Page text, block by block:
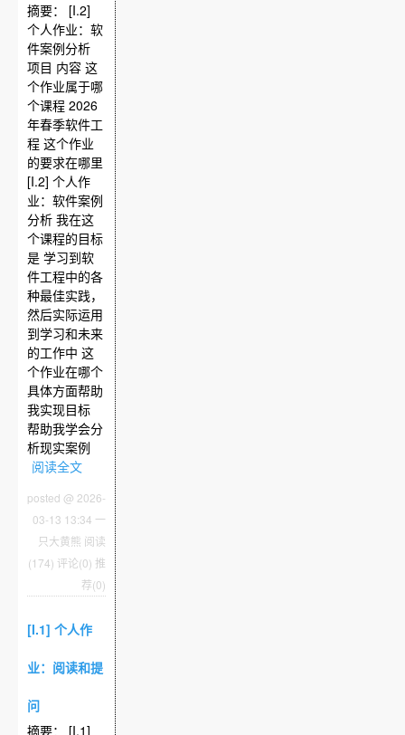
摘要： [I.2]
个人作业：软
件案例分析
项目 内容 这
个作业属于哪
个课程 2026
年春季软件工
程 这个作业
的要求在哪里
[I.2] 个人作
业：软件案例
分析 我在这
个课程的目标
是 学习到软
件工程中的各
种最佳实践，
然后实际运用
到学习和未来
的工作中 这
个作业在哪个
具体方面帮助
我实现目标
帮助我学会分
析现实案例
阅读全文
posted @ 2026-
03-13 13:34 一
只大黄熊 阅读
(174) 评论(0) 推
荐(0)
[I.1] 个人作
业：阅读和提
问
摘要： [I.1]